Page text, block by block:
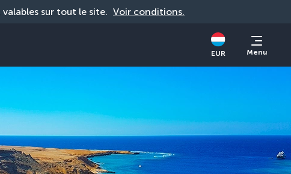
valables sur tout le site. Voir conditions.
EUR Menu